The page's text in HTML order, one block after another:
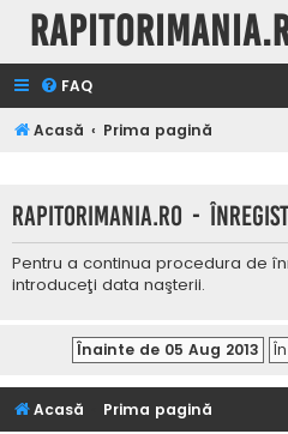
FAQ
Acasă Prima pagină
Rapitorimania.ro -
Pentru a continua procedura de
introduceţi data naşterii.
Acasă Prima pagină